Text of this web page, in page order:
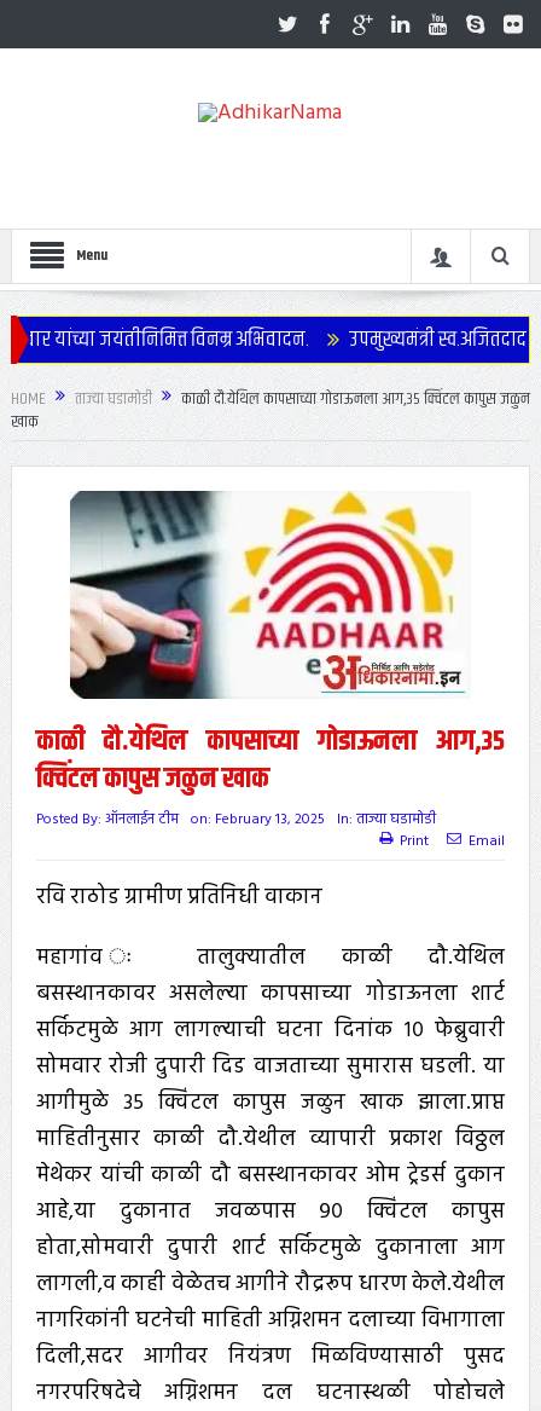
Menu
जयंतीनिमित्त विनम्र अभिवादन.
उपमुख्यमंत्री स्व.अजितदादा पवार
HOME ताज्या घडामोडी
काळी दौ.येथिल कापसाच्या गोडाऊनला आग,३५ क्विंटल कापुस जळुन
खाक
काळी दौ.येथिल कापसाच्या गोडाऊनला आग,३५
क्विंटल कापुस जळुन खाक
Posted By: ऑनलाईन टीम on: February 13, 2025 In: ताज्या घडामोडी
Print
Email
रवि राठोड ग्रामीण प्रतिनिधी वाकान
महागांव ः तालुक्यातील काळी दौ.येथिल
बसस्थानकावर असलेल्या कापसाच्या गोडाऊनला शार्ट
सर्किटमुळे आग लागल्याची घटना दिनांक १० फेब्रुवारी
सोमवार रोजी दुपारी दिड वाजताच्या सुमारास घडली. या
आगीमुळे ३५ क्विंटल कापुस जळुन खाक झाला.प्राप्त
माहितीनुसार काळी दौ.येथील व्यापारी प्रकाश विठ्ठल
मेथेकर यांची काळी दौ बसस्थानकावर ओम ट्रेडर्स दुकान
आहे,या दुकानात जवळपास ९० क्विंटल कापुस
होता,सोमवारी दुपारी शार्ट सर्किटमुळे दुकानाला आग
लागली,व काही वेळेतच आगीने रौद्ररूप धारण केले.येथील
नागरिकांनी घटनेची माहिती अग्निशमन दलाच्या विभागाला
दिली,सदर आगीवर नियंत्रण मिळविण्यासाठी पुसद
नगरपरिषदेचे अग्निशमन दल घटनास्थळी पोहोचले